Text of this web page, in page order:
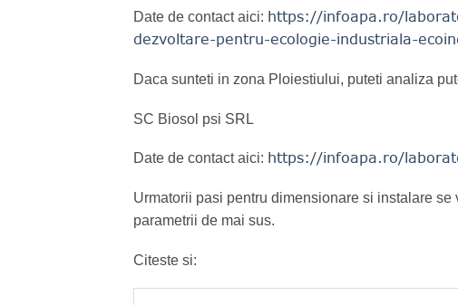
Date de contact aici: https://infoapa.ro/
dezvoltare-pentru-ecologie-industriala-
Daca sunteti in zona Ploiestiului, puteti analiza
SC Biosol psi SRL
Date de contact aici: https://infoapa.ro/
Urmatorii pasi pentru dimensionare si instalare
parametrii de mai sus.
Citeste si: